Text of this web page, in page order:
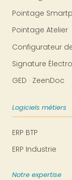
Pointage
Pointage Atelier
Configurateur
Signature
GED · ZeenDoc
Logiciels métiers
ERP BTP
ERP Industrie
Notre expertise